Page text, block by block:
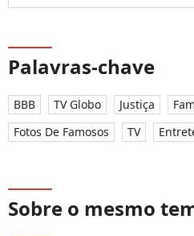
Palavras-chave
BBB TV Globo Justiça
Fotos De Famosos
TV
Sobre o mesmo